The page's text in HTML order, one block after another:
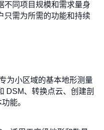
不同项目规模和需求量身
只需为所需的功能和持续
为小区域的基本地形测量
DSM、转换点云、创建剖
能。